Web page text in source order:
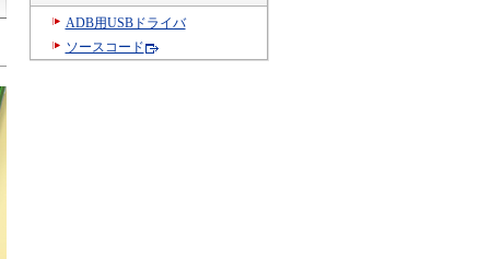
ADB用USBドライバ
ソースコード